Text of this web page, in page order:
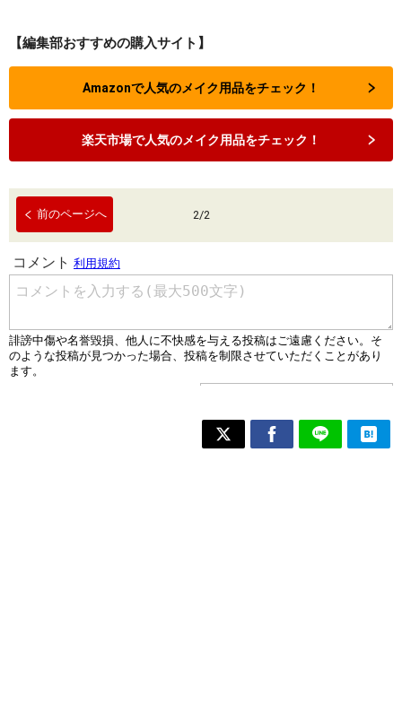
【編集部おすすめの購入サイト】
Amazonで人気のメイク用品をチェック！
楽天市場で人気のメイク用品をチェック！
前のページへ 2/2